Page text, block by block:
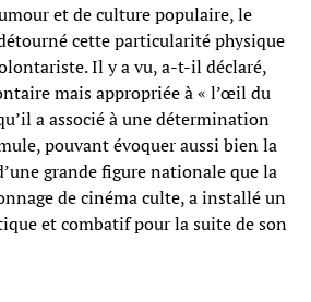
et de culture populaire, le
cette particularité physique
Il y a vu, a-t-il déclaré,
mais appropriée à « l’œil du
a associé à une détermination
pouvant évoquer aussi bien la
grande figure nationale que la
de cinéma culte, a installé un
et combatif pour la suite de son